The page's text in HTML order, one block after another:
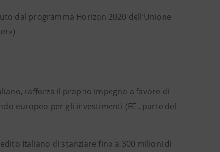
dal programma Horizon 2020 dell’Unione
rafforza il proprio impegno a favore di
europeo per gli investimenti (FEI, parte del
Italiano di stanziare fino a 300 milioni di